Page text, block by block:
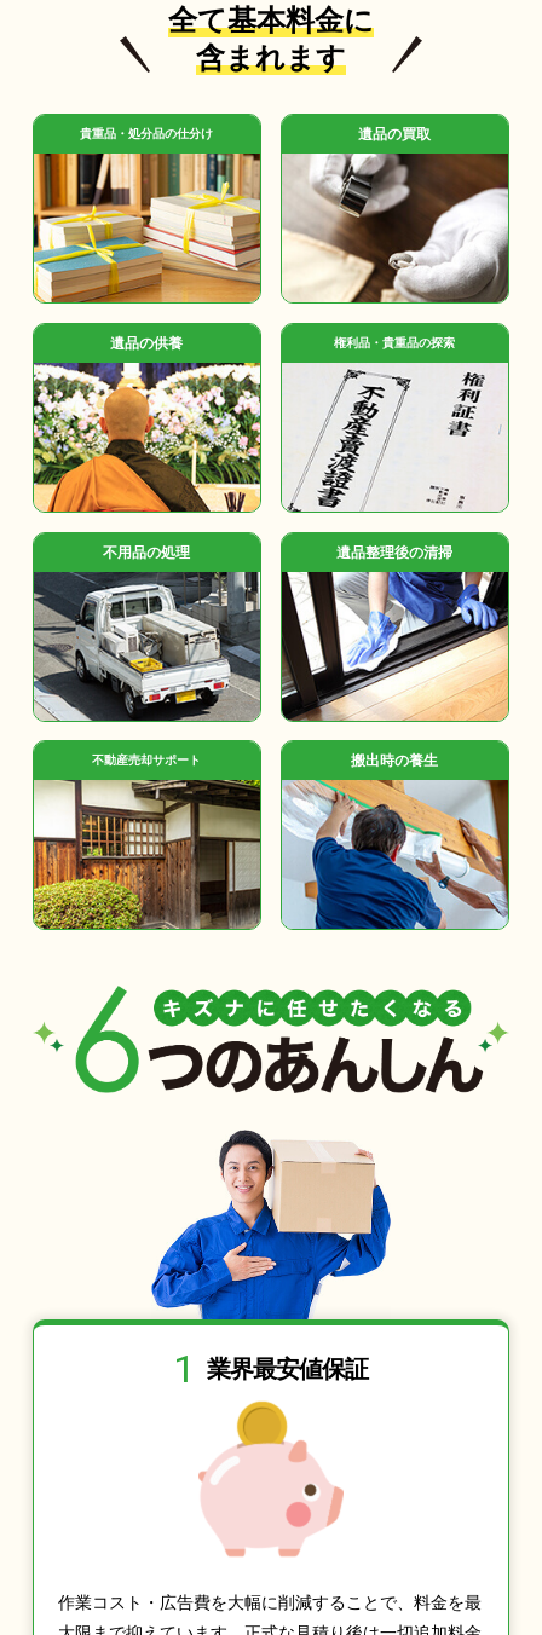
全て基本料金に
含まれます
貴重品・処分品の仕分け 遺品の買取
遺品の供養 権利品・貴重品の探索
不用品の処理 遺品整理後の清掃
不動産売却サポート 搬出時の養生
1 業界最安値保証
作業コスト・広告費を大幅に削減することで、料金を最